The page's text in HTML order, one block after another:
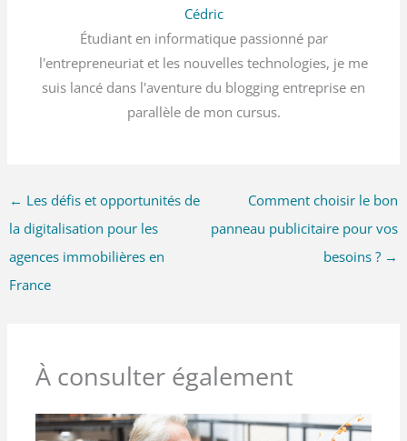
Cédric
Étudiant en informatique passionné par
l'entrepreneuriat et les nouvelles technologies, je me
suis lancé dans l'aventure du blogging entreprise en
parallèle de mon cursus.
← Les défis et opportunités de
la digitalisation pour les
agences immobilières en
France
Comment choisir le bon
panneau publicitaire pour vos
besoins ? →
À consulter également